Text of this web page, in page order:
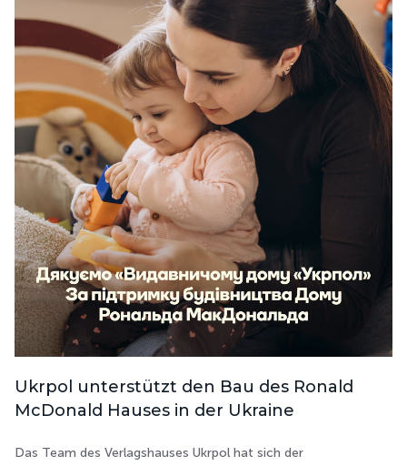
Ukrpol unterstützt den Bau des Ronald
McDonald Hauses in der Ukraine
Das Team des Verlagshauses Ukrpol hat sich der